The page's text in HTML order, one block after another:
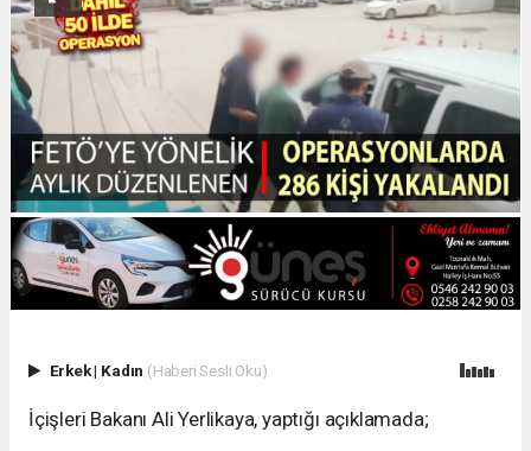
Erkek| Kadın (Haberi Sesli Oku)
İçişleri Bakanı Ali Yerlikaya, yaptığı açıklamada;